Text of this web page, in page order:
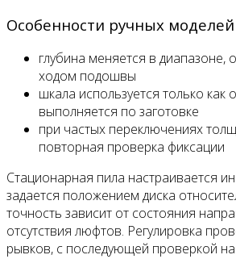
Особенности ручных моделей
глубина меняется в диапазоне,
ходом подошвы
шкала используется только как
выполняется по заготовке
при частых переключениях
повторная проверка фиксации
Стационарная пила настраивается
задается положением диска
точность зависит от состояния
отсутствия люфтов. Регулировка
рывков, с последующей проверкой